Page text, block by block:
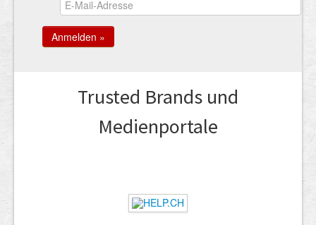
Trusted Brands und
Medienportale